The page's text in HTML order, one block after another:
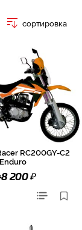
сортировка
RC200GY-C2
Enduro
200₽